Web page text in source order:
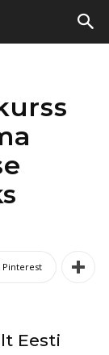
Pinterest
Eesti